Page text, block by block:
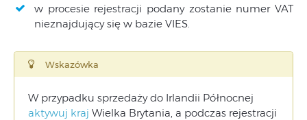
w procesie rejestracji podany zostanie numer VAT
nieznajdujący się w bazie VIES.
Wskazówka
W przypadku sprzedaży do Irlandii Północnej
aktywuj kraj Wielka Brytania, a podczas rejestracji